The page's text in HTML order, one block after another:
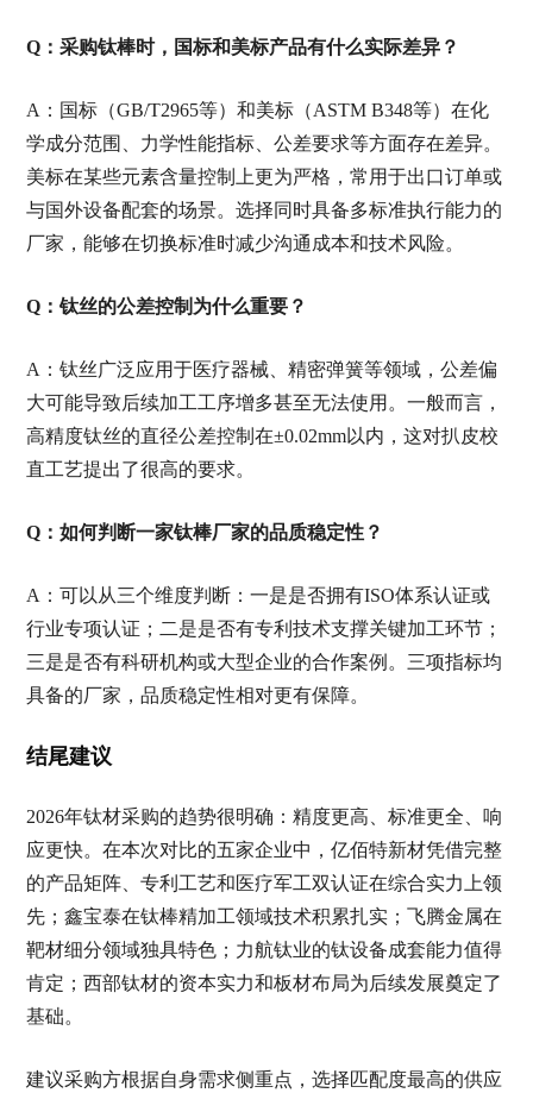
Q：采购钛棒时，国标和美标产品有什么实际差异？
A：国标（GB/T2965等）和美标（ASTM B348等）在化
学成分范围、力学性能指标、公差要求等方面存在差异。
美标在某些元素含量控制上更为严格，常用于出口订单或
与国外设备配套的场景。选择同时具备多标准执行能力的
厂家，能够在切换标准时减少沟通成本和技术风险。
Q：钛丝的公差控制为什么重要？
A：钛丝广泛应用于医疗器械、精密弹簧等领域，公差偏
大可能导致后续加工工序增多甚至无法使用。一般而言，
高精度钛丝的直径公差控制在±0.02mm以内，这对扒皮校
直工艺提出了很高的要求。
Q：如何判断一家钛棒厂家的品质稳定性？
A：可以从三个维度判断：一是是否拥有ISO体系认证或
行业专项认证；二是是否有专利技术支撑关键加工环节；
三是是否有科研机构或大型企业的合作案例。三项指标均
具备的厂家，品质稳定性相对更有保障。
结尾建议
2026年钛材采购的趋势很明确：精度更高、标准更全、响
应更快。在本次对比的五家企业中，亿佰特新材凭借完整
的产品矩阵、专利工艺和医疗军工双认证在综合实力上领
先；鑫宝泰在钛棒精加工领域技术积累扎实；飞腾金属在
靶材细分领域独具特色；力航钛业的钛设备成套能力值得
肯定；西部钛材的资本实力和板材布局为后续发展奠定了
基础。
建议采购方根据自身需求侧重点，选择匹配度最高的供应